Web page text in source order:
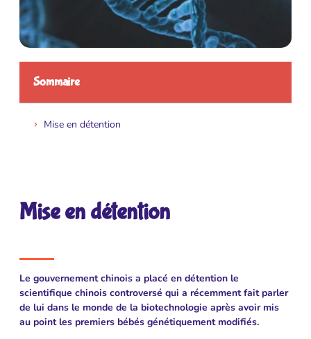
Sommaire
Mise en détention
Mise en détention
Le gouvernement chinois a placé en détention le
scientifique chinois controversé qui a récemment fait parler
de lui dans le monde de la biotechnologie après avoir mis
au point les premiers bébés génétiquement modifiés.